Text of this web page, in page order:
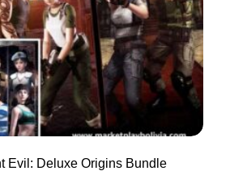
Evil: Deluxe Origins Bundle